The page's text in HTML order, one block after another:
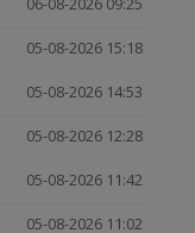
05-08-2026 15:18
05-08-2026 14:53
05-08-2026 12:28
05-08-2026 11:42
05-08-2026 11:02